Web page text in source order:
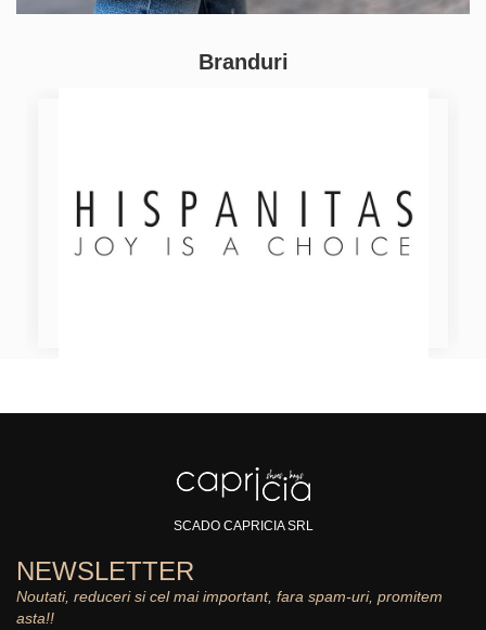
Branduri
SCADO CAPRICIA SRL
NEWSLETTER
Noutati, reduceri si cel mai important, fara spam-uri, promitem
asta!!